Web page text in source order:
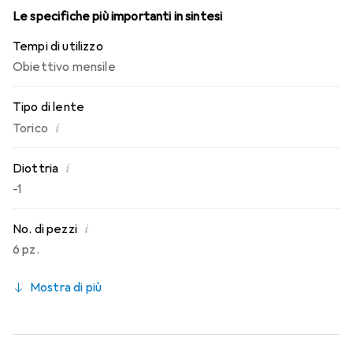
Le specifiche più importanti in sintesi
Tempi di utilizzo
Obiettivo mensile
Tipo di lente
Torico i
Diottria i
-1
No. di pezzi i
6 pz.
Mostra di più